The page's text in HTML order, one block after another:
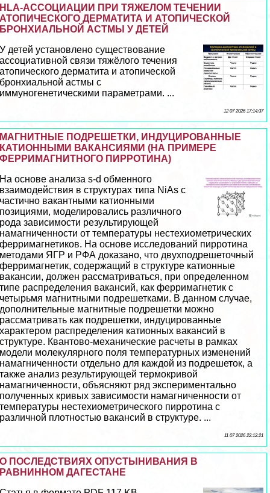
HLA-АССОЦИАЦИИ ПРИ ТЯЖЕЛОМ ТЕЧЕНИИ
АТОПИЧЕСКОГО ДЕРМАТИТА И АТОПИЧЕСКОЙ
БРОНХИАЛЬНОЙ АСТМЫ У ДЕТЕЙ
У детей установлено существование
ассоциативной связи тяжёлого течения
атопического дерматита и атопической
бронхиальной астмы с
иммуногенетическими параметрами. ...
12 07 2026 17:14:37
МАГНИТНЫЕ ПОДРЕШЕТКИ, ИНДУЦИРОВАННЫЕ
КАТИОННЫМИ ВАКАНСИЯМИ (НА ПРИМЕРЕ
ФЕРРИМАГНИТНОГО ПИРРОТИНА)
На основе анализа s-d обменного
взаимодействия в структурах типа NiAs с
частично вакантными катионными
позициями, моделировались различного
рода зависимости результирующей
намагниченности от температуры нестехиометрических
ферримагнетиков. На основе исследований пирротина
методами ЯГР и РФА доказано, что двухподрешеточный
ферримагнетик, содержащий в структуре катионные
вакансии, должен рассматриваться, при определенном
типе распределения вакансий, как ферримагнетик с
четырьмя магнитными подрешетками. В данном случае,
дополнительные магнитные подрешетки можно
рассматривать как подрешетки, индуцированные
хаpaктером распределения катионных вакансий в
структуре. Квантово-механические расчеты в рамках
модели молекулярного поля температурных изменений
намагниченности отдельно для каждой из подрешеток, а
также анализ результирующей термокривой
намагниченности, объясняют ряд экспериментально
полученных кривых зависимости намагниченности от
температуры нестехиометрического пирротина с
различной плотностью вакансий в структуре. ...
11 07 2026 22:12:21
О ПОСЛЕДСТВИЯХ ОПУСТЫНИВАНИЯ В
РАВНИННОМ ДАГЕСТАНЕ